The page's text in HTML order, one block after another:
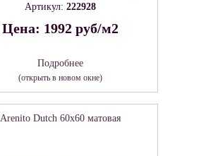
Артикул: 222928
Цена: 1992 руб/м2
Подробнее
(открыть в новом окне)
Arenito Dutch 60х60 матовая